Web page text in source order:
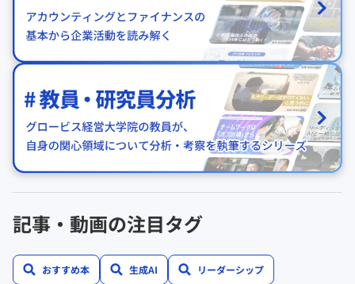
記事・動画の注目タグ
おすすめ本 生成AI リーダーシップ